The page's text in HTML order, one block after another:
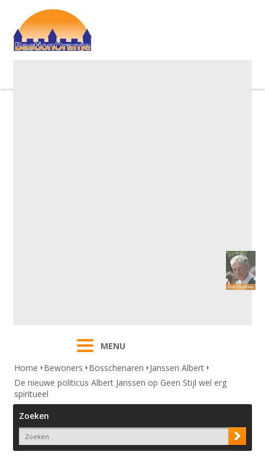
MENU
Home
Bewoners Bosschenaren
Janssen Albert
De nieuwe politicus Albert Janssen op Geen Stijl wel erg
spiritueel
Zoeken